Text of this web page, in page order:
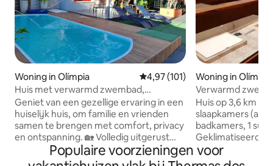
Woning in Olímpia Gemiddelde beoordeling van
4,97 (101)
Huis met verwarmd zwembad,
huisdieren gratis, 5 minuten van de
thermale baden
Geniet van een gezellige ervaring in een
huiselijk huis, om familie en vrienden
samen te brengen met comfort, privacy
en ontspanning. 🏡 Volledig uitgerust
huis op 5 minuten van Thermas dos
Laranjais en op 3 blokken van het
Woning in Olímpia
Verwarmd
suite, maximaal
Huis op 3,6 km van de
slaapkamers
badkamers, 1
Geklimatiseerd
De netheid van
Populaire voorzieningen voor